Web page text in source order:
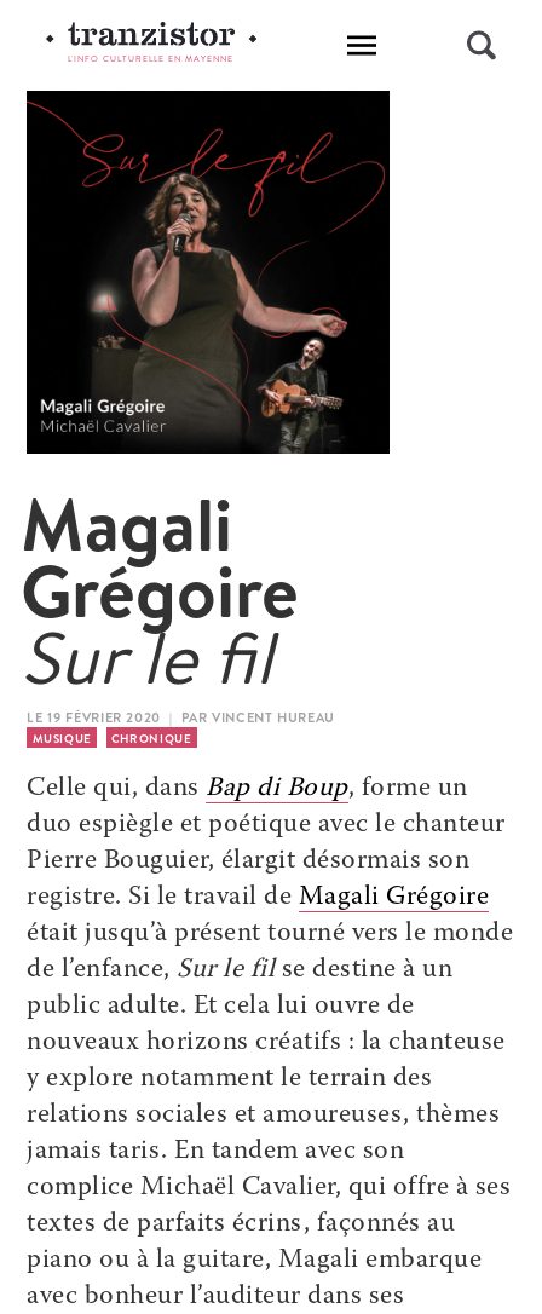
L'INFO CULTURELLE EN MAYENNE
Magali
Grégoire
Sur le fil
LE 19 FÉVRIER 2020 | PAR VINCENT HUREAU
MUSIQUE CHRONIQUE
Celle qui, dans Bap di Boup, forme un
duo espiègle et poétique avec le chanteur
Pierre Bouguier, élargit désormais son
registre. Si le travail de Magali Grégoire
était jusqu’à présent tourné vers le monde
de l’enfance, Sur le filse destine à un
public adulte. Et cela lui ouvre de
nouveaux horizons créatifs : la chanteuse
y explore notamment le terrain des
relations sociales et amoureuses, thèmes
jamais taris. En tandem avec son
complice Michaël Cavalier, qui offre à ses
textes de parfaits écrins, façonnés au
piano ou à la guitare, Magali embarque
avec bonheur l’auditeur dans ses